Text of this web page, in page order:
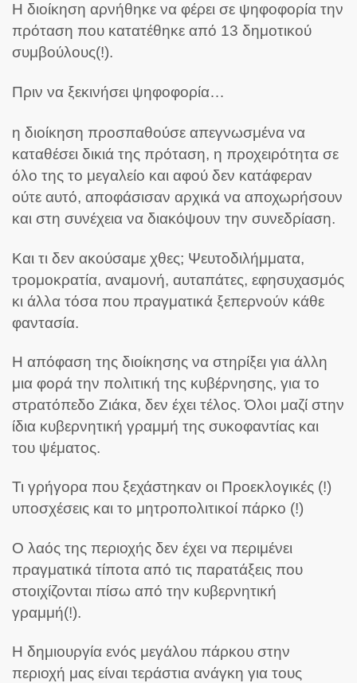
Η διοίκηση αρνήθηκε να φέρει σε ψηφοφορία την
πρόταση που κατατέθηκε από 13 δημοτικού
συμβούλους(!).
Πριν να ξεκινήσει ψηφοφορία…
η διοίκηση προσπαθούσε απεγνωσμένα να
καταθέσει δικιά της πρόταση, η προχειρότητα σε
όλο της το μεγαλείο και αφού δεν κατάφεραν
ούτε αυτό, αποφάσισαν αρχικά να αποχωρήσουν
και στη συνέχεια να διακόψουν την συνεδρίαση.
Και τι δεν ακούσαμε χθες; Ψευτοδιλήμματα,
τρομοκρατία, αναμονή, αυταπάτες, εφησυχασμός
κι άλλα τόσα που πραγματικά ξεπερνούν κάθε
φαντασία.
Η απόφαση της διοίκησης να στηρίξει για άλλη
μια φορά την πολιτική της κυβέρνησης, για το
στρατόπεδο Ζιάκα, δεν έχει τέλος. Όλοι μαζί στην
ίδια κυβερνητική γραμμή της συκοφαντίας και
του ψέματος.
Τι γρήγορα που ξεχάστηκαν οι Προεκλογικές (!)
υποσχέσεις και το μητροπολιτικοί πάρκο (!)
Ο λαός της περιοχής δεν έχει να περιμένει
πραγματικά τίποτα από τις παρατάξεις που
στοιχίζονται πίσω από την κυβερνητική
γραμμή(!).
Η δημιουργία ενός μεγάλου πάρκου στην
περιοχή μας είναι τεράστια ανάγκη για τους